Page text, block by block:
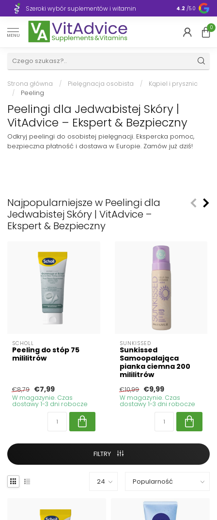
Szeroki wybór suplementów i witamin 4.2 /5.0
MENU
0
Strona główna / Pielęgnacja osobista /
Kąpiel i prysznic
/
Peeling
Peelingi dla Jedwabistej Skóry |
VitAdvice – Ekspert & Bezpieczny
Odkryj peelingi do osobistej pielęgnacji. Ekspercka pomoc,
bezpieczna płatność i dostawa w Europie. Zamów już dziś!
Najpopularniejsze w Peelingi dla
Jedwabistej Skóry | VitAdvice –
Ekspert & Bezpieczny
SCHOLL
Peeling do stóp 75
mililitrów
€8,79 €7,99
W magazynie. Czas
dostawy 1-3 dni robocze
SUNKISSED
Sunkissed
Samoopalająca
pianka ciemna 200
mililitrów
€10,99 €9,99
W magazynie. Czas
dostawy 1-3 dni robocze
FILTRY